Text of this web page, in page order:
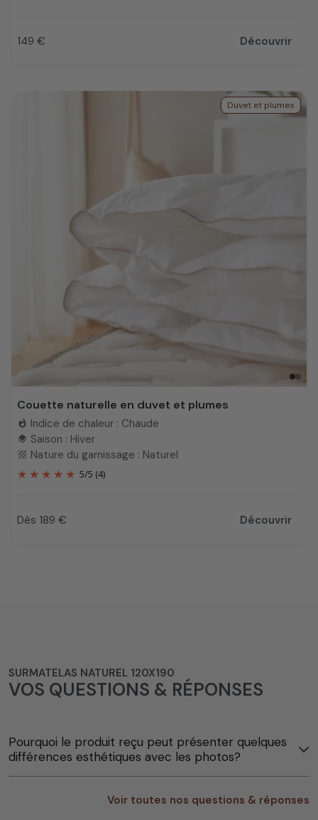
Prix
149 € Découvrir
Duvet et plumes
Couette naturelle en duvet et plumes
whatshot Indice de chaleur : Chaude
layers Saison : Hiver
texture Nature du garnissage : Naturel
5/5 (4)
Prix
Dès 189 € Découvrir
SURMATELAS NATUREL 120X190
VOS QUESTIONS & RÉPONSES
Pourquoi le produit reçu peut présenter quelques
différences esthétiques avec les photos?
Voir toutes nos questions & réponses